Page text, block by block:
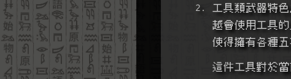
2. 工具類武器
越會使用
使得擁有
這件工具